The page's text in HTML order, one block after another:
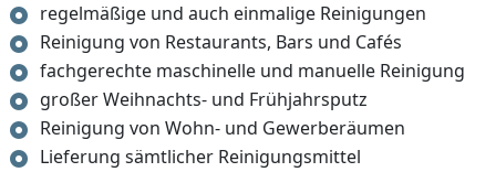
regelmäßige und auch einmalige Reinigungen
Reinigung von Restaurants, Bars und Cafés
fachgerechte maschinelle und manuelle Reinigung
großer Weihnachts- und Frühjahrsputz
Reinigung von Wohn- und Gewerberäumen
Lieferung sämtlicher Reinigungsmittel